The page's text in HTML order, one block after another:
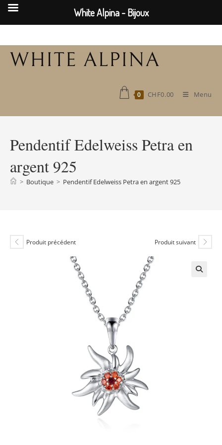
to
content
0 CHF0.00 Menu
Pendentif Edelweiss Petra en
argent 925
> Boutique > Pendentif Edelweiss Petra en argent 925
Produit précédent Produit suivant
White Alpina - Bijoux